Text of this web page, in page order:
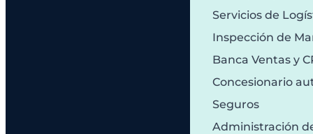
Servicios de
Inspección de
Banca Ventas y
Concesionario
Seguros
Administración